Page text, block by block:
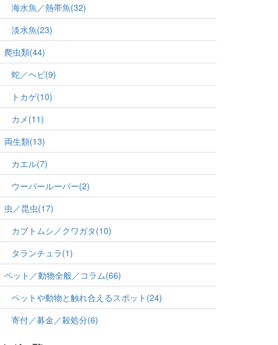
海水魚／熱帯魚(32)
淡水魚(23)
爬虫類(44)
蛇／ヘビ(9)
トカゲ(10)
カメ(11)
両生類(13)
カエル(7)
ウーパールーパー(2)
虫／昆虫(17)
カブトムシ／クワガタ(10)
タランチュラ(1)
ペット／動物全般／コラム(66)
ペットや動物と触れ合えるスポット(24)
寄付／募金／殺処分(6)